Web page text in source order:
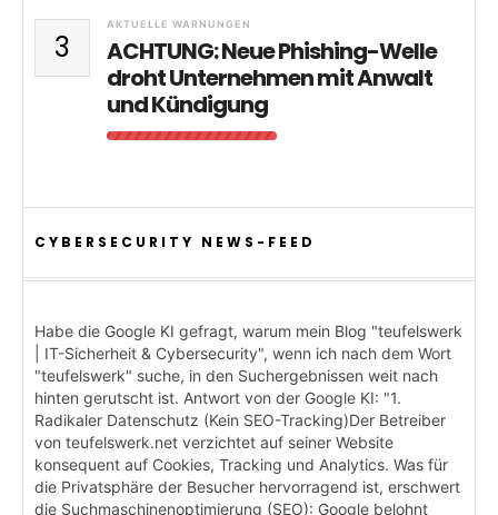
3
AKTUELLE WARNUNGEN
ACHTUNG: Neue Phishing-Welle
droht Unternehmen mit Anwalt
und Kündigung
CYBERSECURITY NEWS-FEED
Habe die Google KI gefragt, warum mein Blog "teufelswerk
| IT-Sicherheit & Cybersecurity", wenn ich nach dem Wort
"teufelswerk" suche, in den Suchergebnissen weit nach
hinten gerutscht ist. Antwort von der Google KI: "1.
Radikaler Datenschutz (Kein SEO-Tracking)Der Betreiber
von teufelswerk.net verzichtet auf seiner Website
konsequent auf Cookies, Tracking und Analytics. Was für
die Privatsphäre der Besucher hervorragend ist, erschwert
die Suchmaschinenoptimierung (SEO): Google belohnt